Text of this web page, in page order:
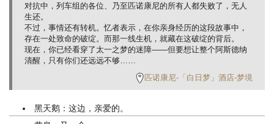
对抗中，列车组的各位、乃至匹诺康尼的所有人都失败了，无人
生还。
不过，事情还有转机。忆者表示，在你亲身经历的这段故事中，
存在一处致命的破绽。而那一线生机，就藏在这破绽的背后。
现在，你已经看穿了太一之梦的迷障——但要想让整个阿斯德纳
清醒，只有你们还远远不够……
匹诺康尼-「白日梦」酒店-梦境
黑天鹅：这边，亲爱的。